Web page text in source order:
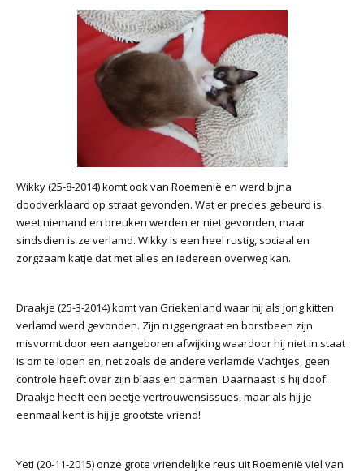
Wikky (25-8-2014) komt ook van Roemenië en werd bijna
doodverklaard op straat gevonden. Wat er precies gebeurd is
weet niemand en breuken werden er niet gevonden, maar
sindsdien is ze verlamd. Wikky is een heel rustig, sociaal en
zorgzaam katje dat met alles en iedereen overweg kan.
Draakje (25-3-2014) komt van Griekenland waar hij als jong kitten
verlamd werd gevonden. Zijn ruggengraat en borstbeen zijn
misvormt door een aangeboren afwijking waardoor hij niet in staat
is om te lopen en, net zoals de andere verlamde Vachtjes, geen
controle heeft over zijn blaas en darmen. Daarnaast is hij doof.
Draakje heeft een beetje vertrouwensissues, maar als hij je
eenmaal kent is hij je grootste vriend!
Yeti (20-11-2015) onze grote vriendelijke reus uit Roemenië viel van